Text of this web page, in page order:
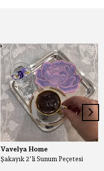
Vavelya Home
Şakayık 2'li Sunum Peçetesi